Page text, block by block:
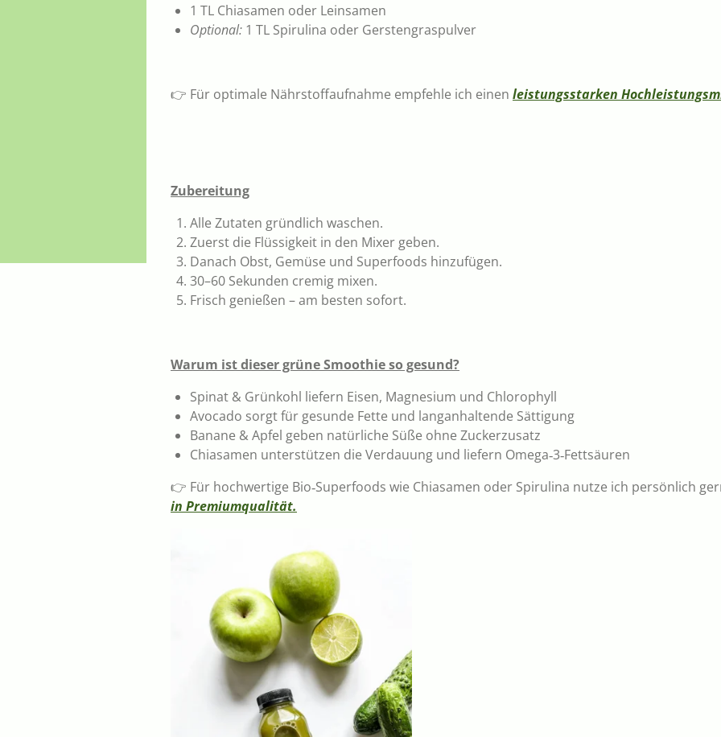
1 TL Chiasamen oder Leinsamen
Optional: 1 TL Spirulina oder Gerstengraspulver
👉 Für optimale Nährstoffaufnahme empfehle ich einen leistungsstarken
Zubereitung
Alle Zutaten gründlich waschen.
Zuerst die Flüssigkeit in den Mixer geben.
Danach Obst, Gemüse und Superfoods hinzufügen.
30–60 Sekunden cremig mixen.
Frisch genießen – am besten sofort.
Warum ist dieser grüne Smoothie so gesund?
Spinat & Grünkohl liefern Eisen, Magnesium und Chlorophyll
Avocado sorgt für gesunde Fette und langanhaltende Sättigung
Banane & Apfel geben natürliche Süße ohne Zuckerzusatz
Chiasamen unterstützen die Verdauung und liefern Omega‑3‑Fettsäuren
👉 Für hochwertige Bio‑Superfoods wie Chiasamen oder Spirulina nutze ich persönlich
in Premiumqualität.